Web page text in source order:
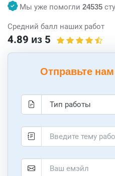
Мы уже помогли 24535
Средний балл наших работ
4.89 из 5
Отправьте нам